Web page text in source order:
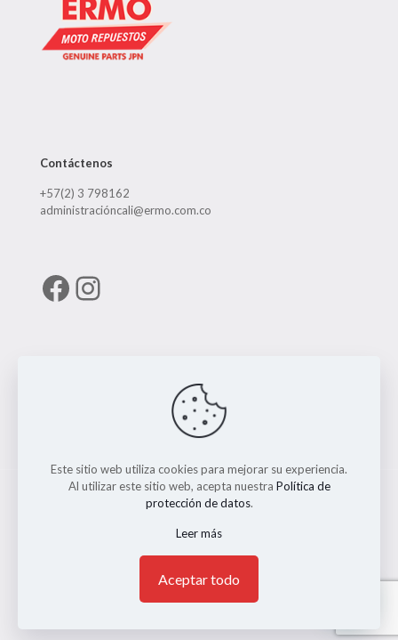
Contáctenos
+57(2) 3 798162
administracióncali@ermo.com.co
Facebook
Instagram
© 2026 ERMO MOTO REPUESTOS. Todos los Derechos
Reservados. || Implementado porAndrés Escobar
Este sitio web utiliza cookies para mejorar su experiencia.
Al utilizar este sitio web, acepta nuestra Política de
protección de datos.
Leer más
Aceptar todo